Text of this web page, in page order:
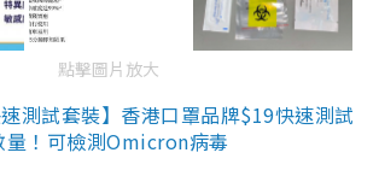
點擊圖片放大
測試套裝】香港口罩品牌$19快速測試
量！可檢測Omicron病毒